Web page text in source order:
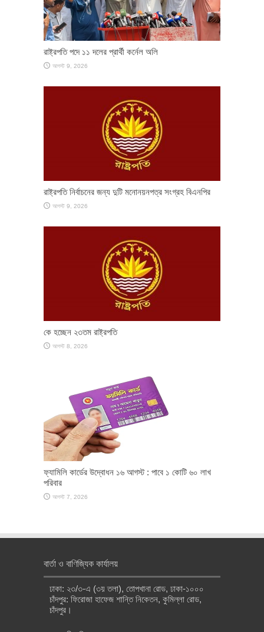
রাষ্ট্রপতি পদে ১১ দলের প্রার্থী কর্নেল অলি
আগস্ট 9, 2026
রাষ্ট্রপতি নির্বাচনের জন্য দুটি মনোনয়নপত্র সংগ্রহ বিএনপির
আগস্ট 9, 2026
কে হচ্ছেন ২৩তম রাষ্ট্রপতি
আগস্ট 8, 2026
ফ্যামিলি কার্ডের উদ্বোধন ১৬ আগস্ট : পাবে ১ কোটি ৬০ লাখ
পরিবার
আগস্ট 7, 2026
বার্তা ও বাণিজ্যিক কার্যালয়
ঢাকা: ২৩/৩-এ (৩য় তলা), তোপখানা রোড, ঢাকা-১০০০
চাঁদপুর: ফিরোজা হাফেজ শান্তি নিকেতন, কুমিল্লা রোড,
চাঁদপুর।